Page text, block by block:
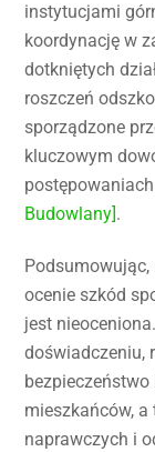
instytucjami
koordynację w
dotkniętych
roszczeń
sporządzone
kluczowym
Budowlany].
ocenie szkód
jest
doświadczeniu,
mieszkańców,
naprawczych i